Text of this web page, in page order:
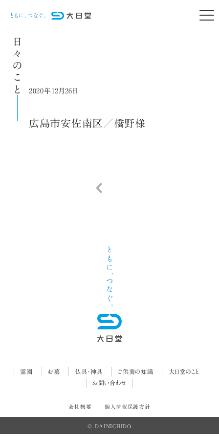
日々のこと 2020年12月26日
広島市安佐南区／橋野様
霊園 お墓 仏具・神具 ご供養の知識
大日堂のこと
お問い合わせ
会社概要 個人情報保護方針
© DAINICHIDO